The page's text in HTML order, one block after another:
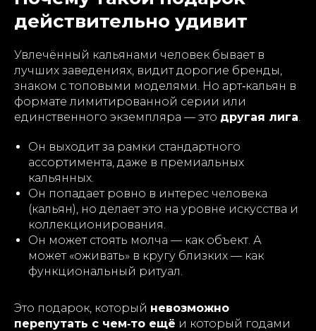
действительно удивит
Увлечённый кальянами человек бывает в
лучших заведениях, видит дорогие бренды,
знаком с топовыми моделями. Но арт‑кальян в
формате лимитированной серии или
единственного экземпляра — это другая лига.
Он выходит за рамки стандартного
ассортимента, даже в премиальных
кальянных.
Он попадает ровно в интерес человека
(кальян), но делает это на уровне искусства и
коллекционирования.
Он может стоять молча — как объект. А
может «оживать» в кругу близких — как
функциональный ритуал.
Это подарок, который невозможно
перепутать с чем‑то ещё и который годами